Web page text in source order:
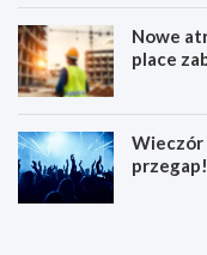
Nowe
place
Wieczór
przegap!
P
B